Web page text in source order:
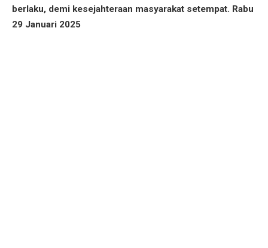
berlaku, demi kesejahteraan masyarakat setempat. Rabu
29 Januari 2025